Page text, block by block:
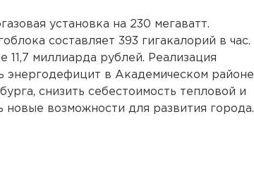
установка на 230 мегаватт.
составляет 393 гигакалорий в час.
миллиарда рублей. Реализация
энергодефицит в Академическом районе
снизить себестоимость тепловой и
новые возможности для развития города.